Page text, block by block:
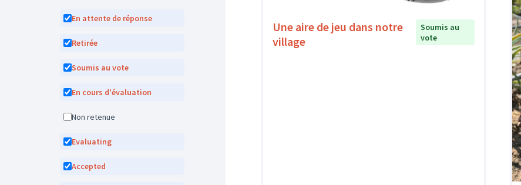
En attente de réponse
Retirée
Soumis au vote
En cours d'évaluation
Non retenue
Evaluating
Accepted
Une aire de jeu dans notre
village
Soumis au
vote